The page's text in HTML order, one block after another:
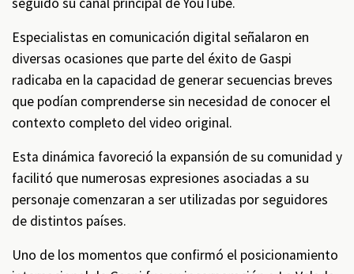
Especialistas en comunicación digital señalaron en
diversas ocasiones que parte del éxito de Gaspi
radicaba en la capacidad de generar secuencias breves
que podían comprenderse sin necesidad de conocer el
contexto completo del video original.
Esta dinámica favoreció la expansión de su comunidad y
facilitó que numerosas expresiones asociadas a su
personaje comenzaran a ser utilizadas por seguidores
de distintos países.
Uno de los momentos que confirmó el posicionamiento